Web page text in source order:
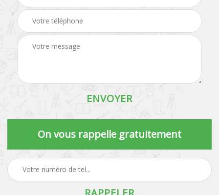
On vous rappelle gratuitement